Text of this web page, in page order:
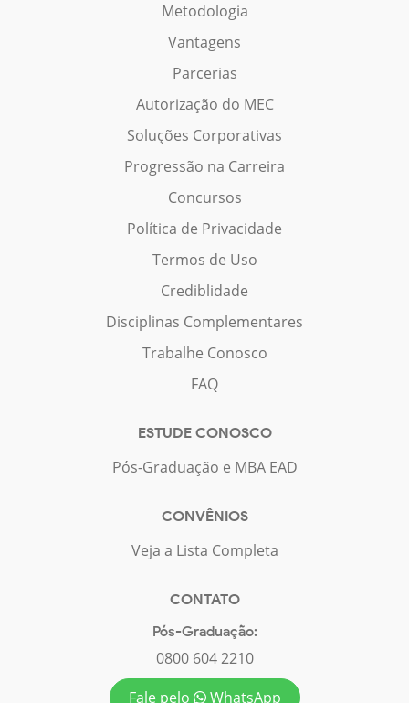
Metodologia
Vantagens
Parcerias
Autorização do MEC
Soluções Corporativas
Progressão na Carreira
Concursos
Política de Privacidade
Termos de Uso
Crediblidade
Disciplinas Complementares
Trabalhe Conosco
FAQ
ESTUDE CONOSCO
Pós-Graduação e MBA EAD
CONVÊNIOS
Veja a Lista Completa
CONTATO
Pós-Graduação:
0800 604 2210
Fale pelo
WhatsApp